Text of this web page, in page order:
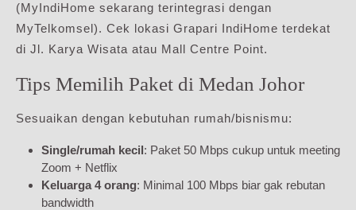
(MyIndiHome sekarang terintegrasi dengan
MyTelkomsel). Cek lokasi Grapari IndiHome terdekat
di Jl. Karya Wisata atau Mall Centre Point.
Tips Memilih Paket di Medan Johor
Sesuaikan dengan kebutuhan rumah/bisnismu:
Single/rumah kecil: Paket 50 Mbps cukup untuk meeting
Zoom + Netflix
Keluarga 4 orang: Minimal 100 Mbps biar gak rebutan
bandwidth